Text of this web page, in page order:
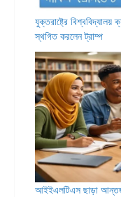
যুক্তরাষ্ট্রে বিশ্ববিদ্যালয়
স্থগিত করলেন ট্রাম্প
আইইএলটিএস ছাড়া